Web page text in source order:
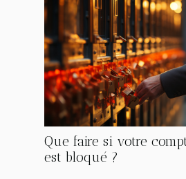
Que faire si votre
est bloqué ?